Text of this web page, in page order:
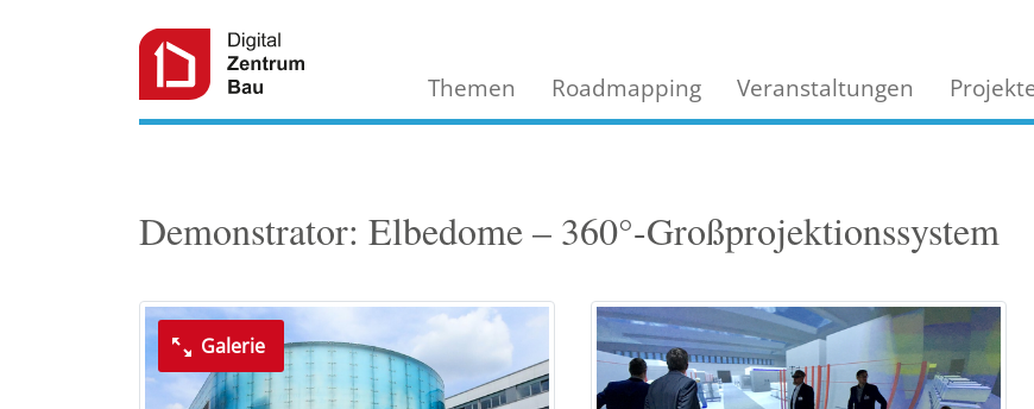
Themen Roadmapping Veranstaltungen
Demonstrator: Elbedome – 360°-Großprojektionssystem
Galerie